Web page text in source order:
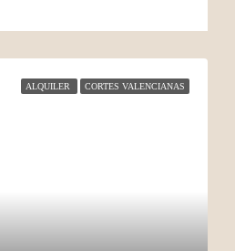
ALQUILER CORTES VALENCIANAS